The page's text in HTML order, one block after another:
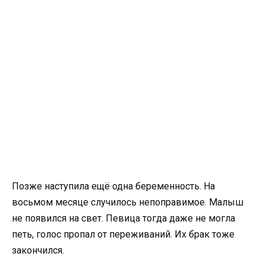
Позже наступила ещё одна беременность. На
восьмом месяце случилось непоправимое. Малыш
не появился на свет. Певица тогда даже не могла
петь, голос пропал от переживаний. Их брак тоже
закончился.